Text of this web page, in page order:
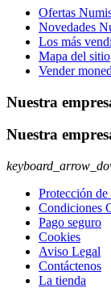
Ofertas
Novedades
Los más
Mapa del sitio
Vender
Nuestra
Nuestra
Protección de
Condiciones
Pago seguro
Cookies
Aviso Legal
Contáctenos
La tienda